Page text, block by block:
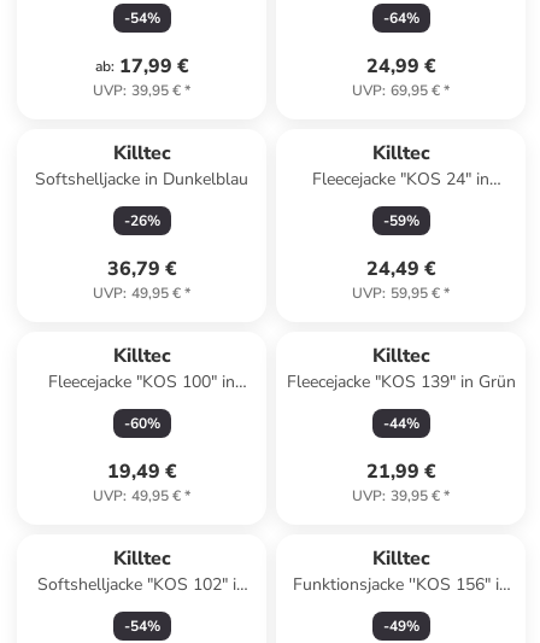
-54%
ab: 17,99 €
UVP: 39,95 €*
-64%
24,99 €
UVP: 69,95 €*
Killtec
Softshelljacke in Dunkelblau
-26%
36,79 €
UVP: 49,95 €*
Killtec
Fleecejacke "KOS 24" in
Dunkelblau
-59%
24,49 €
UVP: 59,95 €*
Killtec
Fleecejacke "KOS 100" in
Dunkelblau
-60%
19,49 €
UVP: 49,95 €*
Killtec
Fleecejacke "KOS 139" in Grün
-44%
21,99 €
UVP: 39,95 €*
Killtec
Softshelljacke "KOS 102" in
Pink
-54%
Killtec
Funktionsjacke ''KOS 156" in
Pink
-49%